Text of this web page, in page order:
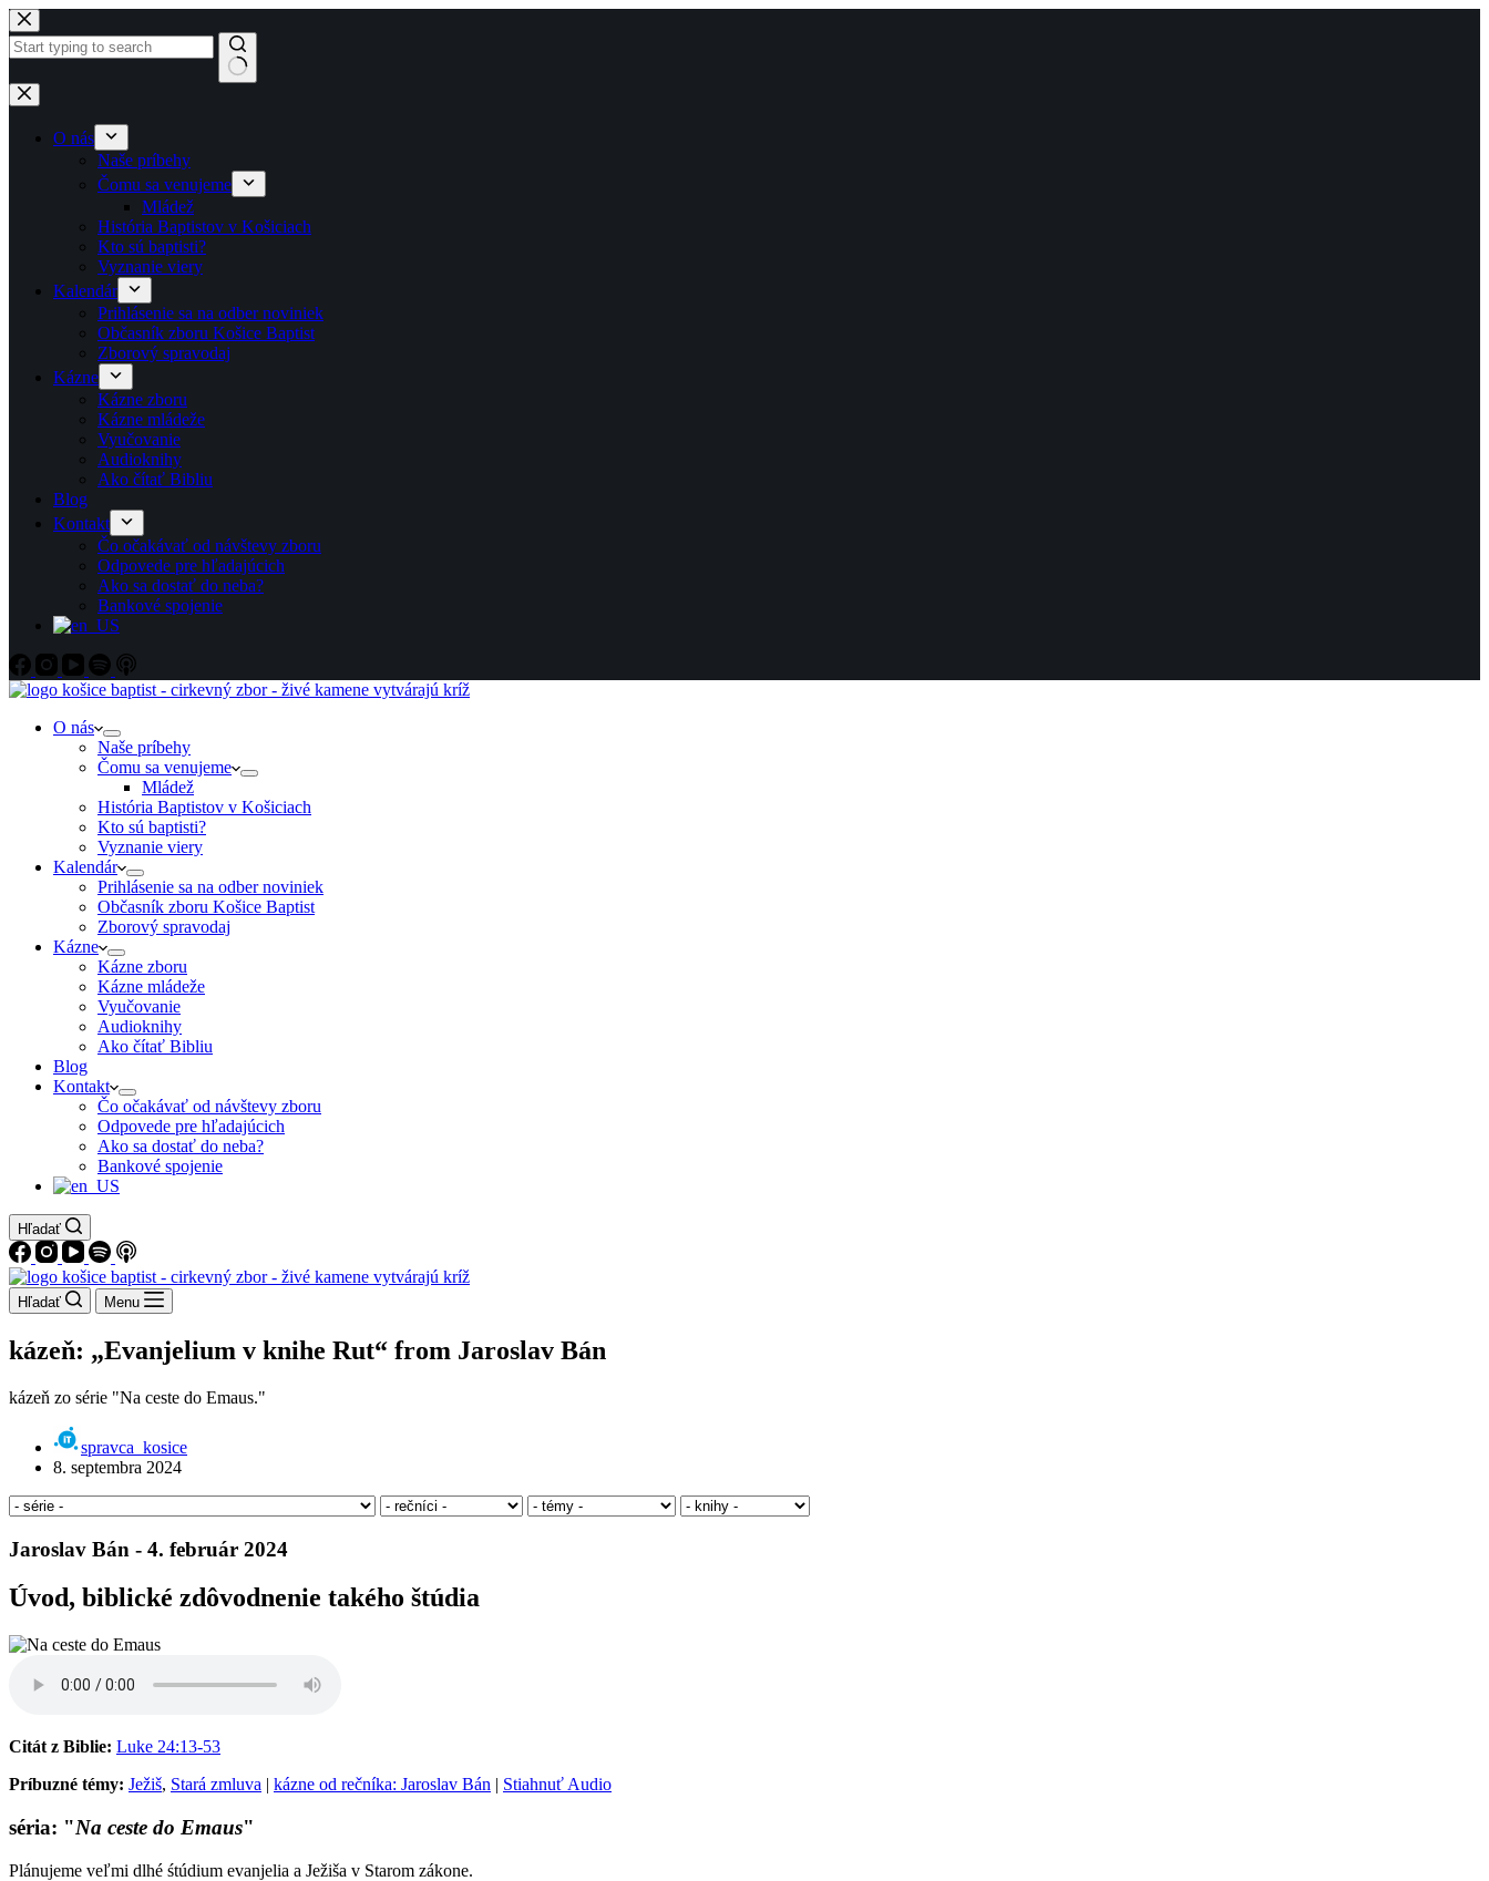
Skip to content
No results
O nás
Naše príbehy
Čomu sa venujeme
Mládež
História Baptistov v Košiciach
Kto sú baptisti?
Vyznanie viery
Kalendár
Prihlásenie sa na odber noviniek
Občasník zboru Košice Baptist
Zborový spravodaj
Kázne
Kázne zboru
Kázne mládeže
Vyučovanie
Audioknihy
Ako čítať Bibliu
Blog
Kontakt
Čo očakávať od návštevy zboru
Odpovede pre hľadajúcich
Ako sa dostať do neba?
Bankové spojenie
O nás
Naše príbehy
Čomu sa venujeme
Mládež
História Baptistov v Košiciach
Kto sú baptisti?
Vyznanie viery
Kalendár
Prihlásenie sa na odber noviniek
Občasník zboru Košice Baptist
Zborový spravodaj
Kázne
Kázne zboru
Kázne mládeže
Vyučovanie
Audioknihy
Ako čítať Bibliu
Blog
Kontakt
Čo očakávať od návštevy zboru
Odpovede pre hľadajúcich
Ako sa dostať do neba?
Bankové spojenie
Hľadať
Hľadať Menu
kázeň: „Evanjelium v knihe Rut“ from Jaroslav Bán
kázeň zo série "Na ceste do Emaus."
spravca_kosice
8. septembra 2024
Jaroslav Bán - 4. február 2024
Úvod, biblické zdôvodnenie takého štúdia
Citát z Biblie: Luke 24:13-53
Príbuzné témy: Ježiš, Stará zmluva | kázne od rečníka: Jaroslav Bán | Stiahnuť Audio
séria: "Na ceste do Emaus"
Plánujeme veľmi dlhé śtúdium evanjelia a Ježiša v Starom zákone.